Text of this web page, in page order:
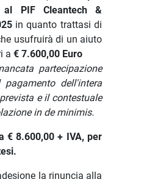
al PIF Cleantech &
in quanto trattasi di
usufruirà di un aiuto
a € 7.600,00 Euro
partecipazione
dell'intera
e il contestuale
in de minimis.
€ 8.600,00 + IVA, per
la rinuncia alla